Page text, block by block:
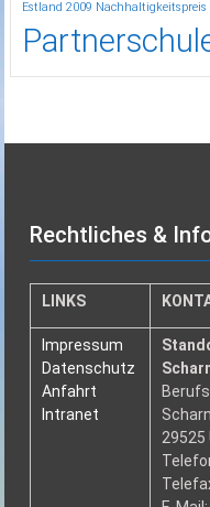
Estland 2009 Nachhaltigkeitspreis
Rechtliches &
LINKS
Impressum
Datenschutz
Anfahrt
Intranet
29525